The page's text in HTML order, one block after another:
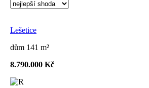
Lešetice
dům 141 m²
8.790.000 Kč